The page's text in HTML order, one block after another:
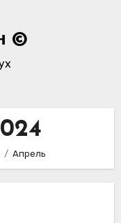
©
Апрель